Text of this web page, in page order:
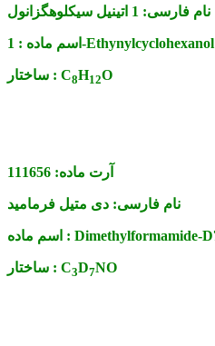
نام فارسی: 1 اتینیل سیکلوهگزانول
اسم ماده : 1-Ethynylcyclohexanol
ساختار : C8H12O
آرت ماده: 111656
نام فارسی: دی متیل فرمامید
اسم ماده : Dimethylformamide-
ساختار : C3D7NO